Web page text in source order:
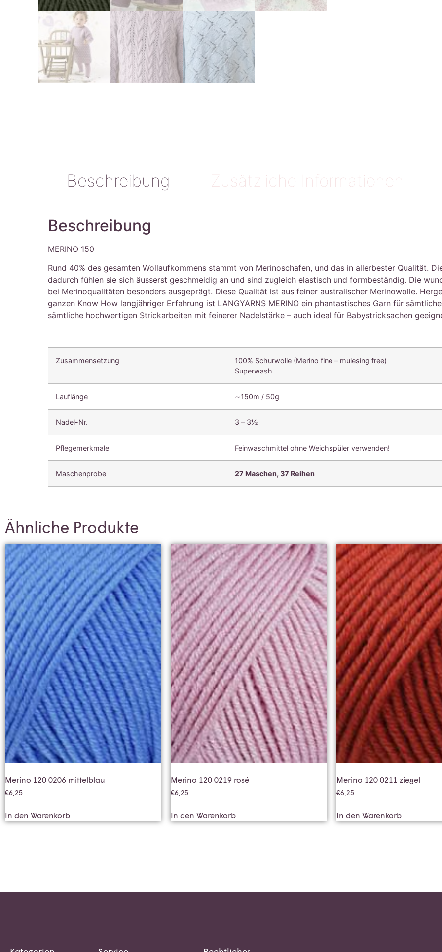
Beschreibung Zusätzliche Informationen
Beschreibung
MERINO 150
Rund 40% des gesamten Wollaufkommens stammt von Merinoschafen, und das in allerbester Qualität.
dadurch fühlen sie sich äusserst geschmeidig an und sind zugleich elastisch und formbeständig. Die
bei Merinoqualitäten besonders ausgeprägt. Diese Qualität ist aus feiner australischer Merinowolle.
ganzen Know How langjähriger Erfahrung ist LANGYARNS MERINO ein phantastisches Garn für
sämtliche hochwertigen Strickarbeiten mit feinerer Nadelstärke – auch ideal für Babystricksachen
Zusammensetzung
100% Schurwolle (Merino fine – mulesing free)
Superwash
Lauflänge ∼150m / 50g
Nadel-Nr. 3 – 3½
Pflegemerkmale Feinwaschmittel ohne Weichspüler verwenden!
Maschenprobe 27 Maschen, 37 Reihen
Ähnliche Produkte
Merino 120 0206 mittelblau
€6,25
In den Warenkorb
Merino 120 0219 rosé
€6,25
In den Warenkorb
Merino 120 0211 ziegel
€6,25
In den Warenkorb